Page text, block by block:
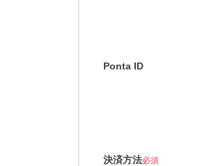
Ponta ID
決済方法必須